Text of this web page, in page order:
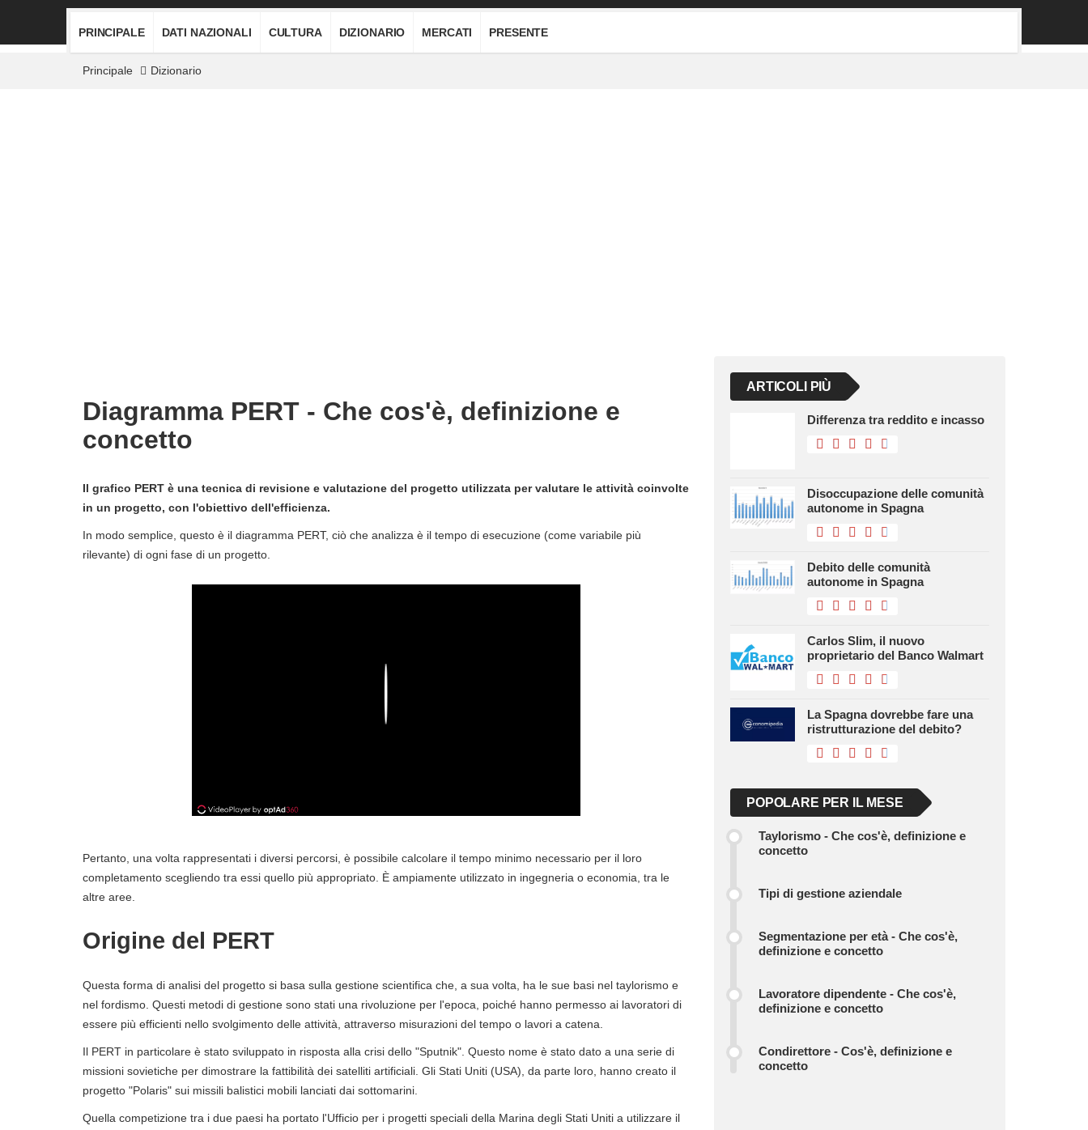
PRINCIPALE DATI NAZIONALI CULTURA DIZIONARIO MERCATI PRESENTE
Principale Dizionario
Diagramma PERT - Che cos'è, definizione e
concetto
Il grafico PERT è una tecnica di revisione e valutazione del progetto utilizzata per valutare le attività coinvolte
in un progetto, con l'obiettivo dell'efficienza.
In modo semplice, questo è il diagramma PERT, ciò che analizza è il tempo di esecuzione (come variabile più
rilevante) di ogni fase di un progetto.
Pertanto, una volta rappresentati i diversi percorsi, è possibile calcolare il tempo minimo necessario per il loro
completamento scegliendo tra essi quello più appropriato. È ampiamente utilizzato in ingegneria o economia, tra le
altre aree.
Origine del PERT
Questa forma di analisi del progetto si basa sulla gestione scientifica che, a sua volta, ha le sue basi nel taylorismo e
nel fordismo. Questi metodi di gestione sono stati una rivoluzione per l'epoca, poiché hanno permesso ai lavoratori di
essere più efficienti nello svolgimento delle attività, attraverso misurazioni del tempo o lavori a catena.
Il PERT in particolare è stato sviluppato in risposta alla crisi dello "Sputnik". Questo nome è stato dato a una serie di
missioni sovietiche per dimostrare la fattibilità dei satelliti artificiali. Gli Stati Uniti (USA), da parte loro, hanno creato il
progetto "Polaris" sui missili balistici mobili lanciati dai sottomarini.
Quella competizione tra i due paesi ha portato l'Ufficio per i progetti speciali della Marina degli Stati Uniti a utilizzare il
ARTICOLI PIÙ
Differenza tra reddito e incasso
Disoccupazione delle comunità
autonome in Spagna
Debito delle comunità
autonome in Spagna
Carlos Slim, il nuovo
proprietario del Banco Walmart
La Spagna dovrebbe fare una
ristrutturazione del debito?
POPOLARE PER IL MESE
Taylorismo - Che cos'è, definizione e
concetto
Tipi di gestione aziendale
Segmentazione per età - Che cos'è,
definizione e concetto
Lavoratore dipendente - Che cos'è,
definizione e concetto
Condirettore - Cos'è, definizione e
concetto